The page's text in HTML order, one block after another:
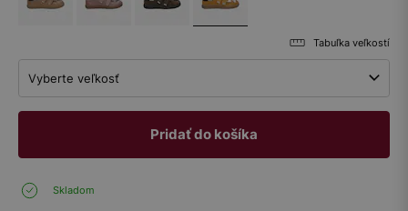
Tabuľka veľkostí
Vyberte veľkosť
Pridať do košíka
Skladom